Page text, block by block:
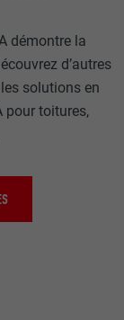
démontre la
d’autres
solutions en
pour toitures,
UTILITÉ
NOM
MARKETING ET
Les cookies «
annonceurs
visiteurs à
plateformes